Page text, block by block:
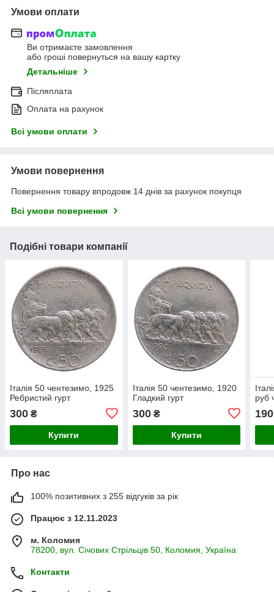
Умови оплати
Ви отримаєте замовлення
або гроші повернуться на вашу картку
Детальніше
Післяплата
Оплата на рахунок
Всі умови оплати
Умови повернення
Повернення товару впродовж 14 днів за рахунок покупця
Всі умови повернення
Подібні товари компанії
Італія 50 чентезимо, 1925
Ребристий гурт
300 ₴
Купити
Італія 50 чентезимо, 1920
Гладкий гурт
300₴
Купити
руб
190
Про нас
100% позитивних з 255 відгуків за рік
Працює з 12.11.2023
м. Коломия
78200, вул. Січових Стрільців 50, Коломия, Україна
Контакти